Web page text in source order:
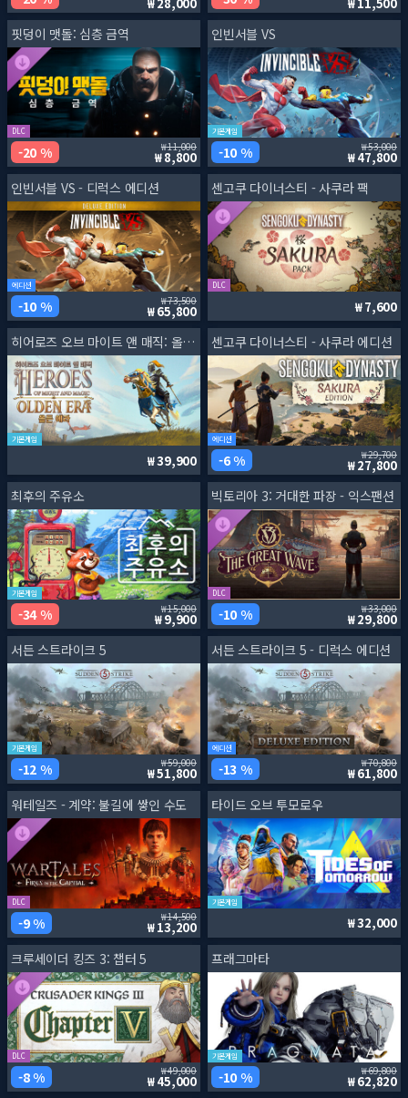
핏덩이 맷돌: 심층 금역
DLC
20 % 11,000
8,800
인빈서블 VS
기본게임
10 % 53,000
47,800
인빈서블 VS - 디럭스 에디션
에디션
10 % 73,500
65,800
센고쿠 다이너스티 - 사쿠라 팩
DLC
7,600
히어로즈 오브 마이트 앤 매직: 올든 에라
기본게임
39,900
센고쿠 다이너스티 - 사쿠라 에디션
에디션
6 % 29,700
27,800
최후의 주유소
기본게임
34 % 15,000
9,900
빅토리아 3: 거대한 파장 - 익스팬션
DLC
10 % 33,000
29,800
서든 스트라이크 5
기본게임
12 % 59,000
51,800
서든 스트라이크 5 - 디럭스 에디션
에디션
13 % 70,800
61,800
워테일즈 - 계약: 불길에 쌓인 수도
DLC
9 % 14,500
13,200
타이드 오브 투모로우
기본게임
32,000
크루세이더 킹즈 3: 챕터 5
DLC
8 % 49,000
45,000
프래그마타
기본게임
10 % 69,800
62,820